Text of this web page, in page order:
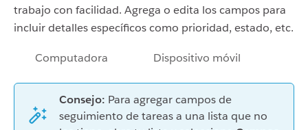
trabajo con facilidad. Agrega o edita los campos para
incluir detalles específicos como prioridad, estado, etc.
Computadora Dispositivo móvil
Consejo: Para agregar campos de
seguimiento de tareas a una lista que no